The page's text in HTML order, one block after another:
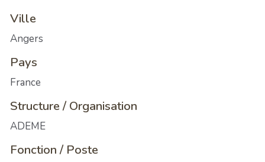
Ville
Angers
Pays
France
Structure / Organisation
ADEME
Fonction / Poste